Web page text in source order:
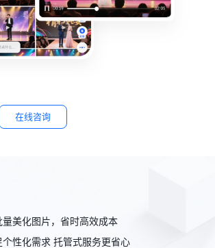
在线咨询
美化图片，省时高效成本
性化需求 托管式服务更省心